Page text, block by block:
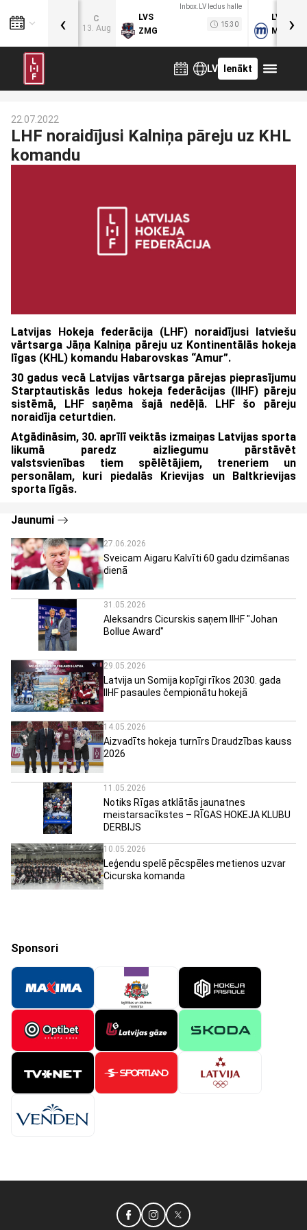
C
13. Aug
Inbox.LV ledus halle
LVS
ZMG
15:30
LVB
MOG
‹ ›
LV Ienākt
22.07.2022
LHF noraidījusi Kalniņa pāreju uz KHL
komandu
Latvijas Hokeja federācija (LHF) noraidījusi latviešu
vārtsarga Jāņa Kalniņa pāreju uz Kontinentālās hokeja
līgas (KHL) komandu Habarovskas “Amur”.
30 gadus vecā Latvijas vārtsarga pārejas pieprasījumu
Starptautiskās ledus hokeja federācijas (IIHF) pāreju
sistēmā, LHF saņēma šajā nedēļā. LHF šo pāreju
noraidīja ceturtdien.
Atgādināsim, 30. aprīlī veiktās izmaiņas Latvijas sporta
likumā paredz aizliegumu pārstāvēt
valstsvienības tiem spēlētājiem, treneriem un
personālam, kuri piedalās Krievijas un Baltkrievijas
sporta līgās.
Jaunumi
27.06.2026
Sveicam Aigaru Kalvīti 60 gadu dzimšanas
dienā
31.05.2026
Aleksandrs Cicurskis saņem IIHF "Johan
Bollue Award"
29.05.2026
Latvija un Somija kopīgi rīkos 2030. gada
IIHF pasaules čempionātu hokejā
14.05.2026
Aizvadīts hokeja turnīrs Draudzības kauss
2026
11.05.2026
Notiks Rīgas atklātās jaunatnes
meistarsacīkstes – RĪGAS HOKEJA KLUBU
DERBIJS
10.05.2026
Leģendu spelē pēcspēles metienos uzvar
Cicurska komanda
Sponsori